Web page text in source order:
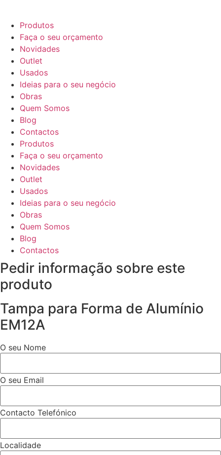
Produtos
Faça o seu orçamento
Novidades
Outlet
Usados
Ideias para o seu negócio
Obras
Quem Somos
Blog
Contactos
Produtos
Faça o seu orçamento
Novidades
Outlet
Usados
Ideias para o seu negócio
Obras
Quem Somos
Blog
Contactos
Pedir informação sobre este
produto
Tampa para Forma de Alumínio
EM12A
O seu Nome
O seu Email
Contacto Telefónico
Localidade